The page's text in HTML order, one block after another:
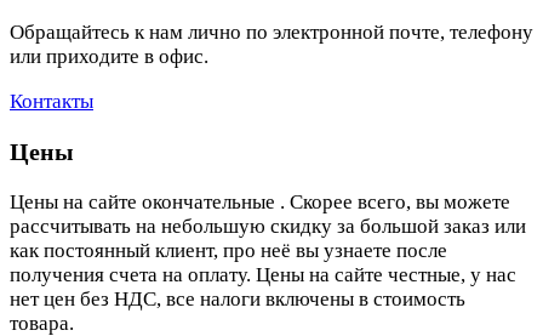
Обращайтесь к нам лично по электронной почте, телефону
или приходите в офис.
Контакты
Цены
Цены на сайте окончательные . Скорее всего, вы можете
рассчитывать на небольшую скидку за большой заказ или
как постоянный клиент, про неё вы узнаете после
получения счета на оплату. Цены на сайте честные, у нас
нет цен без НДС, все налоги включены в стоимость
товара.